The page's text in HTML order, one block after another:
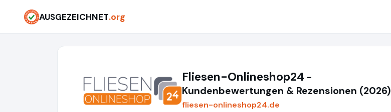
AUSGEZEICHNET.org
Fliesen-Onlineshop24 -
Kundenbewertungen & Rezensionen (2026)
fliesen-onlineshop24.de